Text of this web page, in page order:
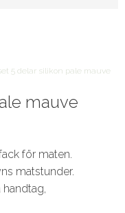
5 delar silikon pale mauve
mauve
för maten.
matstunder.